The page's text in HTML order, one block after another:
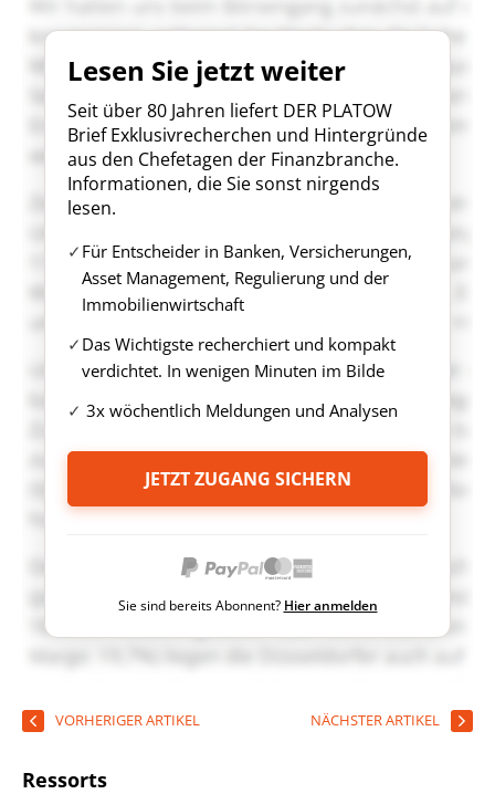
Lesen Sie jetzt weiter
Seit über 80 Jahren liefert DER PLATOW
Brief Exklusivrecherchen und Hintergründe
aus den Chefetagen der Finanzbranche.
Informationen, die Sie sonst nirgends
lesen.
Für Entscheider in Banken, Versicherungen,
Asset Management, Regulierung und der
Immobilienwirtschaft
Das Wichtigste recherchiert und kompakt
verdichtet. In wenigen Minuten im Bilde
3x wöchentlich Meldungen und Analysen
JETZT ZUGANG SICHERN
Sie sind bereits Abonnent? Hier anmelden
VORHERIGER ARTIKEL NÄCHSTER ARTIKEL
Ressorts